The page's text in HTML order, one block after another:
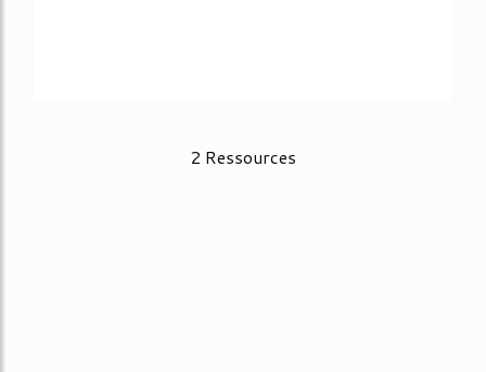
2 Ressources